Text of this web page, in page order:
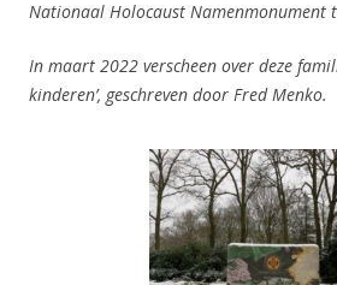
Nationaal Holocaust Namenmonument
In maart 2022 verscheen over deze
kinderen’, geschreven door Fred Menko.